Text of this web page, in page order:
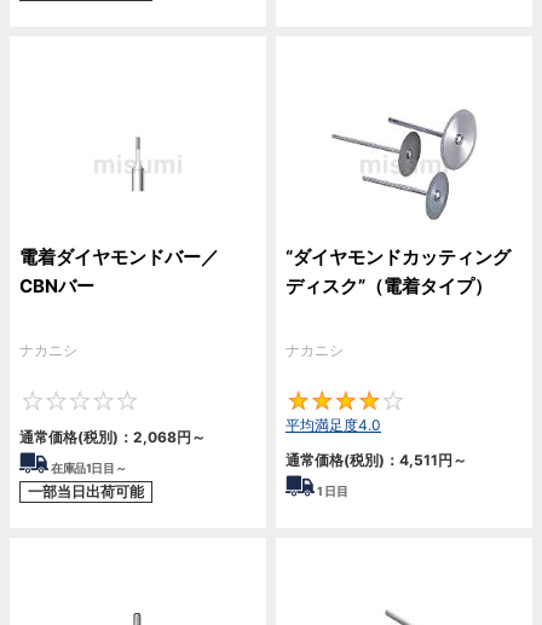
電着ダイヤモンドバー／
CBNバー
ナカニシ
通常価格(税別)： 2,068円 ～
在庫品1日目～
一部当日出荷可能
“ダイヤモンドカッティング
ディスク”（電着タイプ）
ナカニシ
平均満足度4.0
通常価格(税別)： 4,511円 ～
1 日目